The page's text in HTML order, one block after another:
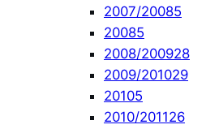
2007/20085
20085
2008/200928
2009/201029
20105
2010/201126